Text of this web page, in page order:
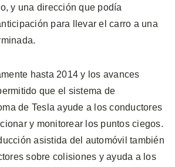
y una dirección que podía
para llevar el carro a una
hasta 2014 y los avances
que el sistema de
de Tesla ayude a los conductores
y monitorear los puntos ciegos.
asistida del automóvil también
sobre colisiones y ayuda a los